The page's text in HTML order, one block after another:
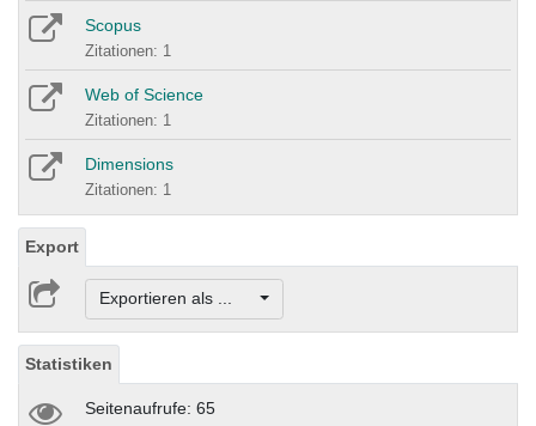
Scopus
Zitationen: 1
Web of Science
Zitationen: 1
Dimensions
Zitationen: 1
Export
Exportieren als ...
Statistiken
Seitenaufrufe: 65